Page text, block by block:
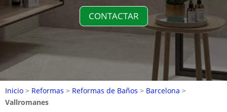
CONTACTAR
Inicio > Reformas > Reformas de Baños > Barcelona >
Vallromanes